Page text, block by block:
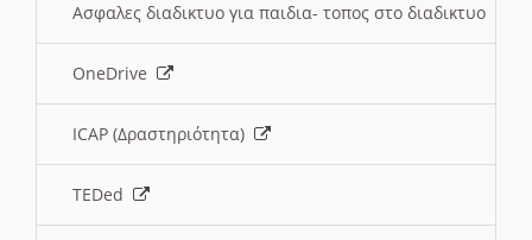
Ασφαλες διαδικτυο για παιδια- τοπος στο διαδικτυο
OneDrive
ICAP (Δραστηριότητα)
TEDed